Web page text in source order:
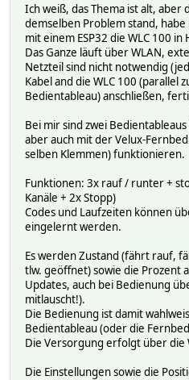
M3 Stop
http://192.168.178.242/
M3 Down
http://192.168.178.242/
http://192.168.178.242/
M4 Stop
M4 Down
http://192.168.178.242/
http://192.168.178.242/
M5 Stop
http://192.168.178.242/
M5 Down
http://192.168.178.242/
M6 Up
Ich weiß, das Thema ist alt, aber
demselben Problem stand,
mit einem ESP32 die WLC 100
Das Ganze läuft über WLAN,
Netzteil sind nicht notwendig
Kabel and die WLC 100 (parallel
Bedientableau) anschließen,
Bei mir sind zwei
aber auch mit der Velux-
selben Klemmen) funktionieren.
Funktionen: 3x rauf / runter +
Kanäle + 2x Stopp)
Codes und Laufzeiten können
eingelernt werden.
Es werden Zustand (fährt rauf,
tlw. geöffnet) sowie die Prozent
Updates, auch bei Bedienung
mitlauscht!).
Die Bedienung ist damit
Bedientableau (oder die
Die Versorgung erfolgt über die
Die Einstellungen sowie die